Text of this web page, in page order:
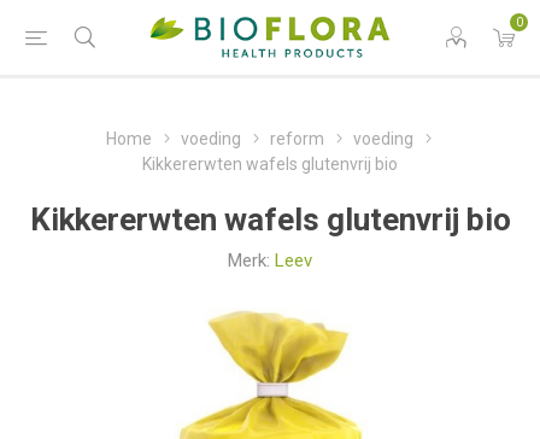
0
Home voeding reform
voeding
Kikkererwten wafels glutenvrij bio
Kikkererwten wafels glutenvrij bio
Merk: Leev